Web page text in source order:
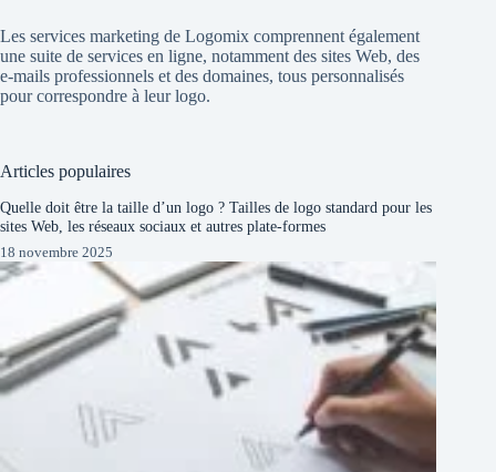
Les services marketing de Logomix comprennent également
une suite de services en ligne, notamment des sites Web, des
e-mails professionnels et des domaines, tous personnalisés
pour correspondre à leur logo.
Articles populaires
Quelle doit être la taille d’un logo ? Tailles de logo standard pour les
sites Web, les réseaux sociaux et autres plate-formes
18 novembre 2025